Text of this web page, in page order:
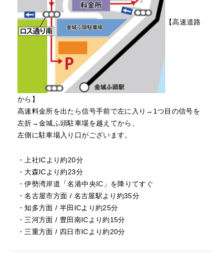
【高速道路
から】
高速料金所を出たら信号手前で左に入り→1つ目の信号を
左折→金城ふ頭駐車場を越えてから、
左側に駐車場入り口がございます。
・上社ICより約20分
・大森ICより約23分
・伊勢湾岸道「名港中央IC」を降りてすぐ
・名古屋市方面 / 名古屋駅より約35分
・知多方面 / 半田ICより約25分
・三河方面 / 豊田南ICより約15分
・三重方面 / 四日市ICより約20分